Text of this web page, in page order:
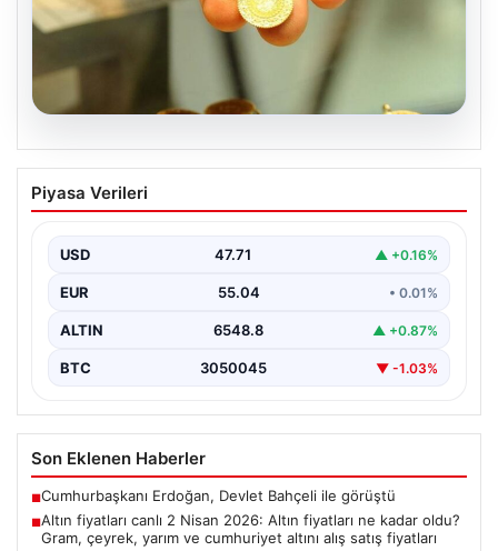
05.08.2026
Altın fiyatları canlı 2 Nisan 2026: Altın
fiyatları ne kadar oldu? Gram, çeyrek,
fiyatları
Piyasa Verileri
USD 47.71 ▲ +0.16%
EUR 55.04 • 0.01%
ALTIN 6548.8 ▲ +0.87%
BTC 3050045 ▼ -1.03%
Son Eklenen Haberler
■Cumhurbaşkanı Erdoğan, Devlet Bahçeli ile görüştü
■Altın fiyatları canlı 2 Nisan 2026: Altın fiyatları ne kadar oldu?
Gram, çeyrek, yarım ve cumhuriyet altını alış satış fiyatları